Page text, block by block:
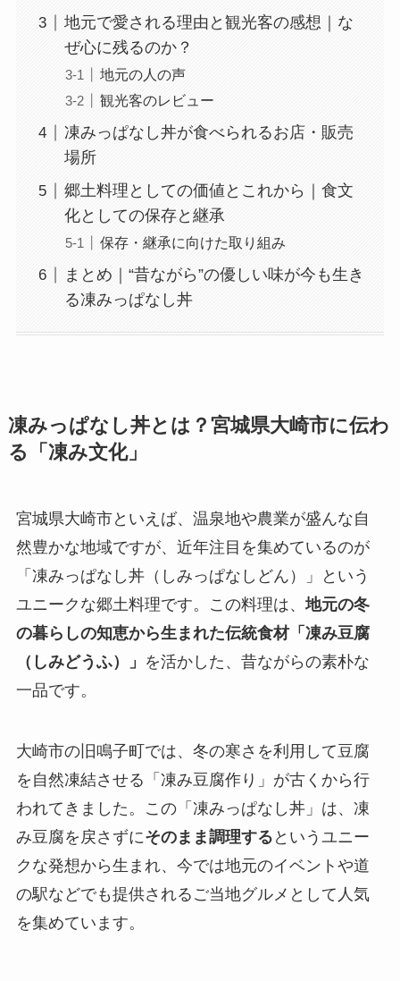
地元で愛される理由と観光客の感想｜な
ぜ心に残るのか？
地元の人の声
観光客のレビュー
凍みっぱなし丼が食べられるお店・販売
場所
郷土料理としての価値とこれから｜食文
化としての保存と継承
保存・継承に向けた取り組み
まとめ｜“昔ながら”の優しい味が今も生き
る凍みっぱなし丼
凍みっぱなし丼とは？宮城県大崎市に伝わ
る「凍み文化」
宮城県大崎市といえば、温泉地や農業が盛んな自
然豊かな地域ですが、近年注目を集めているのが
「凍みっぱなし丼（しみっぱなしどん）」という
ユニークな郷土料理です。この料理は、地元の冬
の暮らしの知恵から生まれた伝統食材「凍み豆腐
（しみどうふ）」 を活かした、昔ながらの素朴な
一品です。
大崎市の旧鳴子町では、冬の寒さを利用して豆腐
を自然凍結させる「凍み豆腐作り」が古くから行
われてきました。この「凍みっぱなし丼」は、凍
み豆腐を戻さずにそのまま調理する というユニー
クな発想から生まれ、今では地元のイベントや道
の駅などでも提供されるご当地グルメとして人気
を集めています。